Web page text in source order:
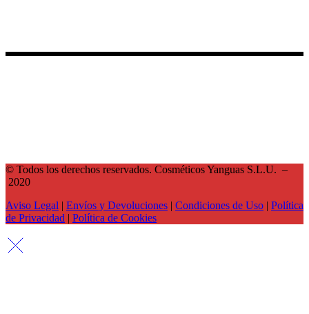
© Todos los derechos reservados. Cosméticos Yanguas S.L.U. –
2020
Aviso Legal | Envíos y Devoluciones | Condiciones de Uso | Política
de Privacidad | Política de Cookies